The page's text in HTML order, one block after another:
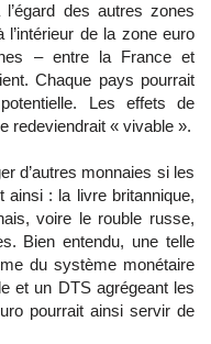
des autres zones
l’intérieur de la zone euro
– entre la France et
Chaque pays pourrait
Les effets de
redeviendrait « vivable ».
d’autres monnaies si les
ainsi : la livre britannique,
voire le rouble russe,
Bien entendu, une telle
du système monétaire
et un DTS agrégeant les
pourrait ainsi servir de